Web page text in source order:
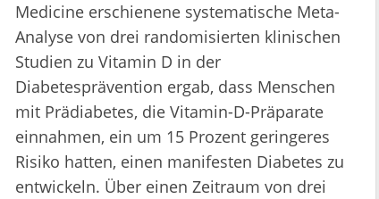
Medicine erschienene systematische Meta-
Analyse von drei randomisierten klinischen
Studien zu Vitamin D in der
Diabetesprävention ergab, dass Menschen
mit Prädiabetes, die Vitamin-D-Präparate
einnahmen, ein um 15 Prozent geringeres
Risiko hatten, einen manifesten Diabetes zu
entwickeln. Über einen Zeitraum von drei